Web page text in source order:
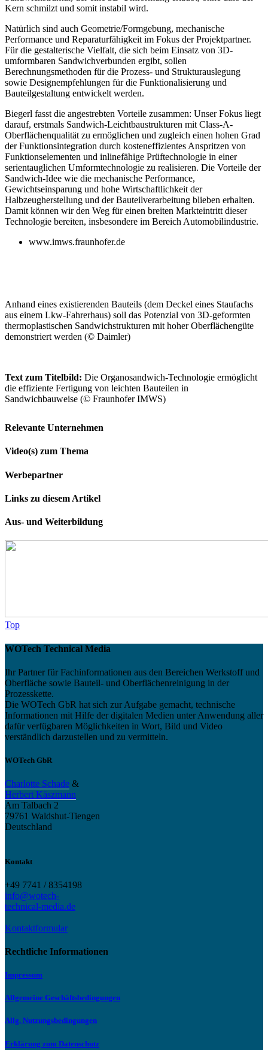
Kern schmilzt und somit instabil wird.
Natürlich sind auch Geometrie/Formgebung, mechanische
Performance und Reparaturfähigkeit im Fokus der Projektpartner.
Für die gestalterische Vielfalt, die sich beim Einsatz von 3D-
umformbaren Sandwichverbunden ergibt, sollen
Berechnungsmethoden für die Prozess- und Strukturauslegung
sowie Designempfehlungen für die Funktionalisierung und
Bauteilgestaltung entwickelt werden.
Biegerl fasst die angestrebten Vorteile zusammen: Unser Fokus liegt
darauf, erstmals Sandwich-Leichtbaustrukturen mit Class-A-
Oberflächenqualität zu ­ermöglichen und zugleich einen hohen Grad
der Funktionsintegration durch kosteneffizientes Anspritzen von
Funktionselementen und inlinefähige Prüftechnologie in einer
serien­tauglichen Umformtechnologie zu realisieren. Die Vorteile der
Sandwich-Idee wie die mechanische Performance,
Gewichtseinsparung und hohe Wirtschaftlichkeit der
Halbzeugherstellung und der Bauteilverarbeitung blieben erhalten.
Damit können wir den Weg für einen breiten Markteintritt dieser
Technologie bereiten, insbesondere im Bereich Automobilindustrie.
www.imws.fraunhofer.de
Anhand eines existierenden Bauteils (dem Deckel eines Staufachs
aus einem Lkw-Fahrerhaus) soll das Potenzial von 3D-geformten
thermoplastischen Sandwichstrukturen mit hoher Oberflächengüte
demonstriert werden (© Daimler)
Text zum Titelbild: Die Organosandwich-Technologie ermöglicht
die effiziente Fertigung von leichten Bauteilen in
Sandwichbauweise (© Fraunhofer IMWS)
Relevante Unternehmen
Video(s) zum Thema
Werbepartner
Links zu diesem Artikel
Aus- und Weiterbildung
Top
WOTech Technical Media
Ihr Partner für Fachinformationen aus den Bereichen Werkstoff und
Oberfläche sowie Bauteil- und Oberflächenreinigung in der
Prozesskette.
Die WOTech GbR hat sich zur Aufgabe gemacht, technische
Informationen mit Hilfe der digitalen Medien unter Anwendung aller
dafür verfügbaren Möglichkeiten in Wort, Bild und Video
verständlich darzustellen und zu vermitteln.
WOTech GbR
Charlotte Schade &
Herbert Käszmann
Am Talbach 2
79761 Waldshut-Tiengen
Deutschland
Kontakt
+49 7741 / 8354198
info@wotech-
technical-media.de
Kontaktformular
Rechtliche Informationen
Impressum
Allgemeine Geschäftsbedingungen
Allg. Nutzungsbedingungen
Erklärung zum Datenschutz